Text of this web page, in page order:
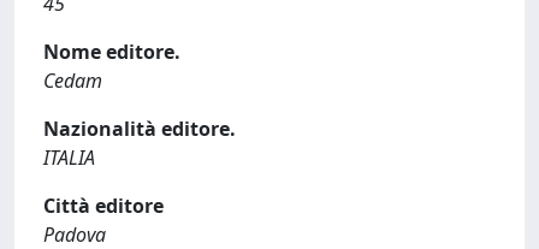
Nome editore.
Cedam
Nazionalità editore.
ITALIA
Città editore
Padova